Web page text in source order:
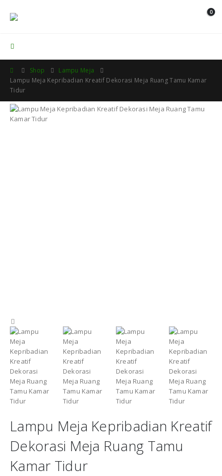
0
Shop
Lampu Meja
Lampu Meja Kepribadian Kreatif Dekorasi Meja Ruang Tamu Kamar
Tidur
Lampu Meja Kepribadian Kreatif
Dekorasi Meja Ruang Tamu
Kamar Tidur